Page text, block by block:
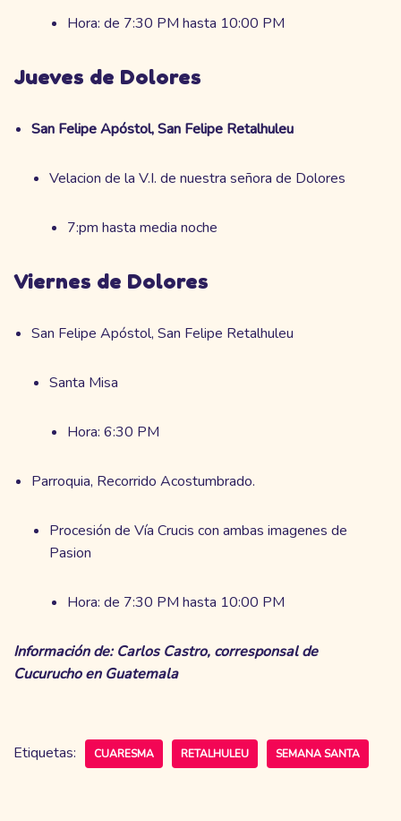
Hora: de 7:30 PM hasta 10:00 PM
Jueves de Dolores
San Felipe Apóstol, San Felipe Retalhuleu
Velacion de la V.I. de nuestra señora de Dolores
7:pm hasta media noche
Viernes de Dolores
San Felipe Apóstol, San Felipe Retalhuleu
Santa Misa
Hora: 6:30 PM
Parroquia, Recorrido Acostumbrado.
Procesión de Vía Crucis con ambas imagenes de
Pasion
Hora: de 7:30 PM hasta 10:00 PM
Información de: Carlos Castro, corresponsal de
Cucurucho en Guatemala
Etiquetas: CUARESMA RETALHULEU SEMANA SANTA